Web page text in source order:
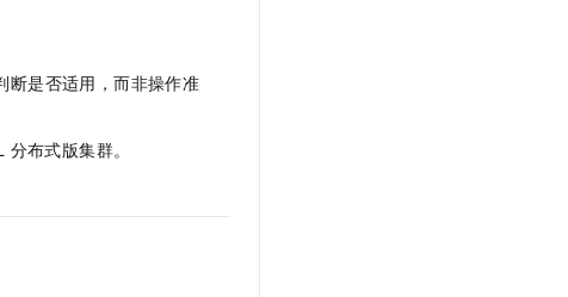
断是否适用，而非操作准
分布式版集群。